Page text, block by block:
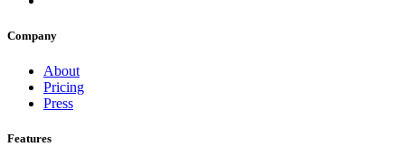
Company
About
Pricing
Press
Features